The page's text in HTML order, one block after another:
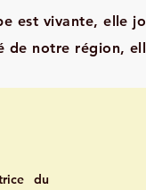
est vivante, elle
de notre région,
du